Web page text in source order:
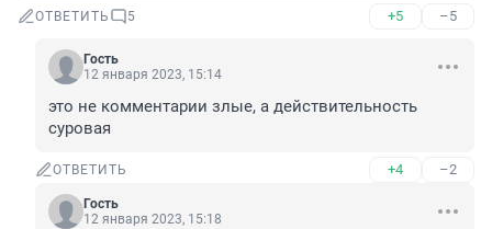
ОТВЕТИТЬ 5 +5 –5
Гость
12 января 2023, 15:14
это не комментарии злые, а действительность
суровая
ОТВЕТИТЬ +4 –2
Гость
12 января 2023, 15:18